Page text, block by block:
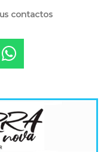
contactos